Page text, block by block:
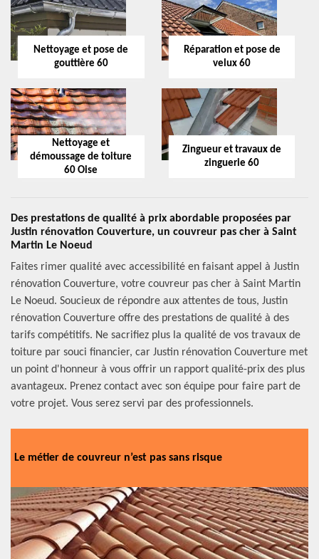
Nettoyage et pose de
gouttière 60
Réparation et pose de
velux 60
Nettoyage et
démoussage de toiture
60 Oise
Zingueur et travaux de
zinguerie 60
Des prestations de qualité à prix abordable proposées par
Justin rénovation Couverture, un couvreur pas cher à Saint
Martin Le Noeud
Faites rimer qualité avec accessibilité en faisant appel à Justin
rénovation Couverture, votre couvreur pas cher à Saint Martin
Le Noeud. Soucieux de répondre aux attentes de tous, Justin
rénovation Couverture offre des prestations de qualité à des
tarifs compétitifs. Ne sacrifiez plus la qualité de vos travaux de
toiture par souci financier, car Justin rénovation Couverture met
un point d'honneur à vous offrir un rapport qualité-prix des plus
avantageux. Prenez contact avec son équipe pour faire part de
votre projet. Vous serez servi par des professionnels.
Le métier de couvreur n’est pas sans risque